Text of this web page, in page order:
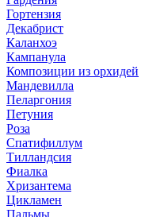
Гортензия
Декабрист
Каланхоэ
Кампанула
Композиции из орхидей
Мандевилла
Пеларгония
Петуния
Роза
Спатифиллум
Тилландсия
Фиалка
Хризантема
Цикламен
Пальмы